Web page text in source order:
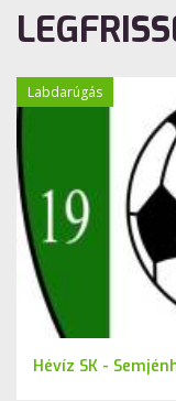
Labdarúgás
Hévíz SK -